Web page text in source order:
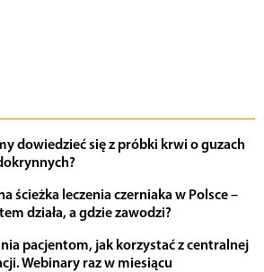
dowiedzieć się z próbki krwi o guzach
ścieżka leczenia czerniaka w Polsce –
działa, a gdzie zawodzi?
pacjentom, jak korzystać z centralnej
Webinary raz w miesiącu